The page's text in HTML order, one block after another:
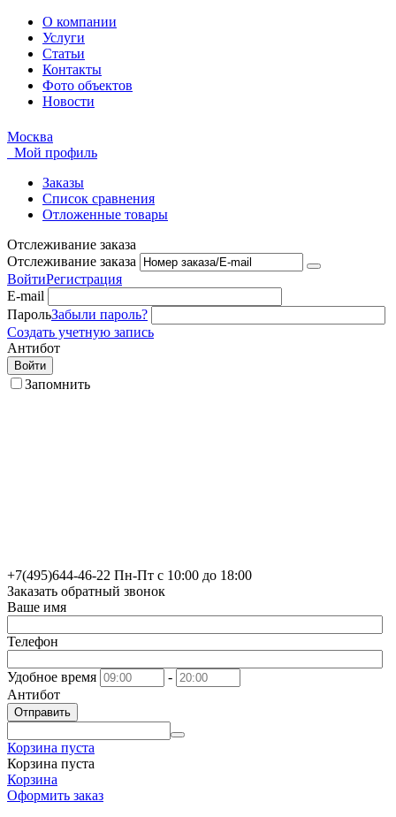
О компании
Услуги
Статьи
Контакты
Фото объектов
Новости
Москва
Мой профиль
Заказы
Список сравнения
Отложенные товары
Отслеживание заказа
Отслеживание заказа
ВойтиРегистрация
E-mail
ПарольЗабыли пароль?
Создать учетную запись
Антибот
Войти
Запомнить
+7(495)644-46-22 Пн-Пт с 10:00 до 18:00
Заказать обратный звонок
Ваше имя
Телефон
Удобное время
-
Антибот
Отправить
Корзина пуста
Корзина пуста
Корзина
Оформить заказ